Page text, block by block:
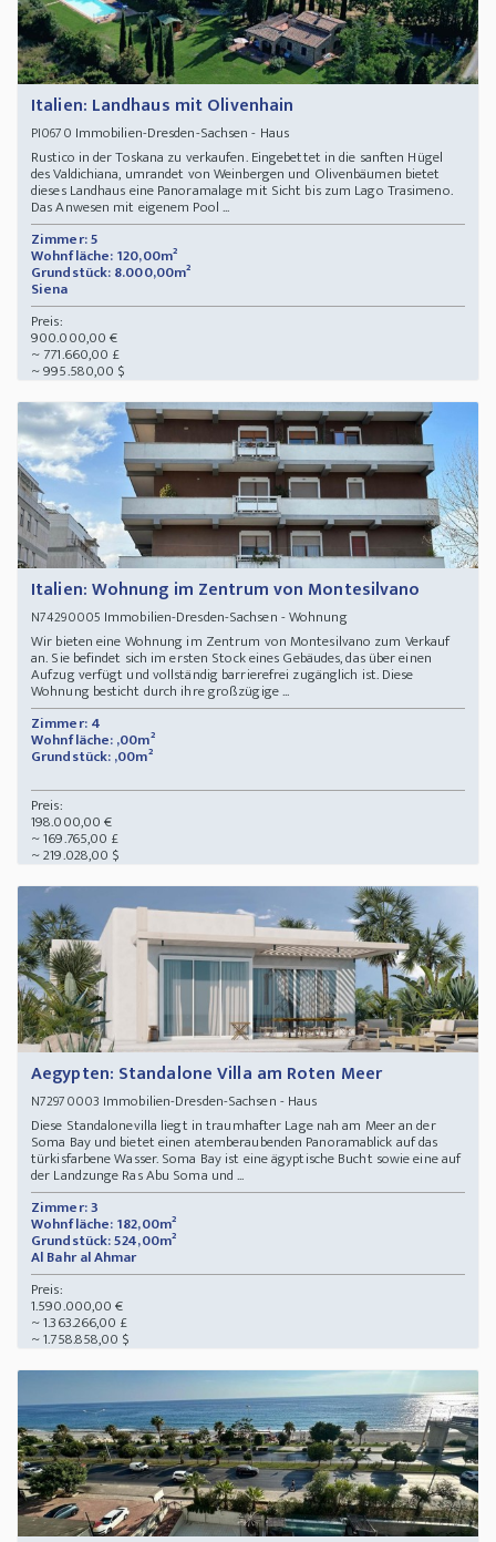
Italien: Landhaus mit Olivenhain
PI0670 Immobilien-Dresden-Sachsen - Haus
Rustico in der Toskana zu verkaufen. Eingebettet in die sanften Hügel
des Valdichiana, umrandet von Weinbergen und Olivenbäumen bietet
dieses Landhaus eine Panoramalage mit Sicht bis zum Lago Trasimeno.
Das Anwesen mit eigenem Pool ...
Zimmer: 5
Wohnfläche: 120,00m²
Grundstück: 8.000,00m²
Siena
Preis:
900.000,00 €
~ 771.660,00 £
~ 995.580,00 $
Italien: Wohnung im Zentrum von Montesilvano
N74290005 Immobilien-Dresden-Sachsen - Wohnung
Wir bieten eine Wohnung im Zentrum von Montesilvano zum Verkauf
an. Sie befindet sich im ersten Stock eines Gebäudes, das über einen
Aufzug verfügt und vollständig barrierefrei zugänglich ist. Diese
Wohnung besticht durch ihre großzügige ...
Zimmer: 4
Wohnfläche: ,00m²
Grundstück: ,00m²
Preis:
198.000,00 €
~ 169.765,00 £
~ 219.028,00 $
Aegypten: Standalone Villa am Roten Meer
N72970003 Immobilien-Dresden-Sachsen - Haus
Diese Standalonevilla liegt in traumhafter Lage nah am Meer an der
Soma Bay und bietet einen atemberaubenden Panoramablick auf das
türkisfarbene Wasser. Soma Bay ist eine ägyptische Bucht sowie eine auf
der Landzunge Ras Abu Soma und ...
Zimmer: 3
Wohnfläche: 182,00m²
Grundstück: 524,00m²
Al Bahr al Ahmar
Preis:
1.590.000,00 €
~ 1.363.266,00 £
~ 1.758.858,00 $